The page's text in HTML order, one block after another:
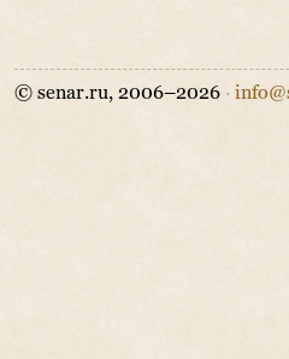
© senar.ru, 2006–2026 ·